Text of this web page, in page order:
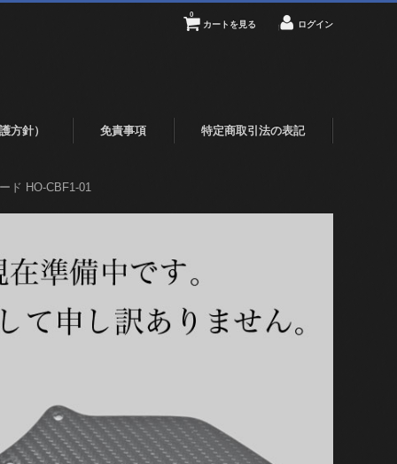
カートを見る
0
ログイン
方針） 免責事項 特定商取引法の表記
ド HO-CBF1-01